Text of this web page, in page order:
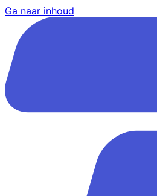
Ga naar inhoud